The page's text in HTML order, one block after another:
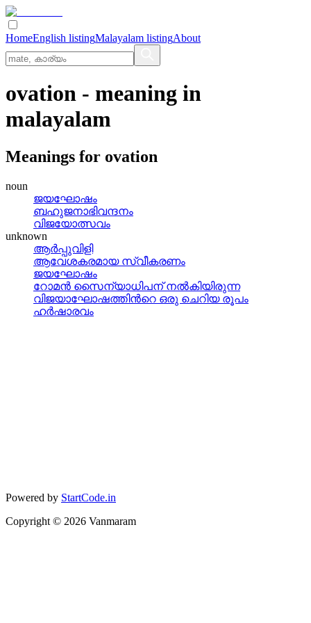
HomeEnglish listingMalayalam listingAbout
ovation - meaning in
malayalam
Meanings for ovation
noun
ജയഘോഷം
ബഹുജനാഭിവന്ദനം
വിജയോത്സവം
unknown
ആര്‍പ്പുവിളി
ആവേശകരമായ സ്വീകരണം
ജയഘോഷം
റോമന്‍ സൈന്യാധിപന് നല്‍കിയിരുന്ന
വിജയാഘോഷത്തിന്‍റെ ഒരു ചെറിയ രൂപം
ഹര്‍ഷാരവം
Powered by StartCode.in
Copyright © 2026 Vanmaram